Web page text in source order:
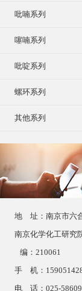
吡喃系列
噻喃系列
吡啶系列
螺环系列
其他系列
地 址：南京市六
南京化学化工研
编：210061
手 机：
电 话：025-